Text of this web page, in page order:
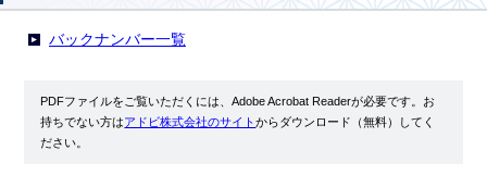
バックナンバー一覧
PDFファイルをご覧いただくには、Adobe Acrobat Readerが必要です。お
持ちでない方はアドビ株式会社のサイトからダウンロード（無料）してく
ださい。